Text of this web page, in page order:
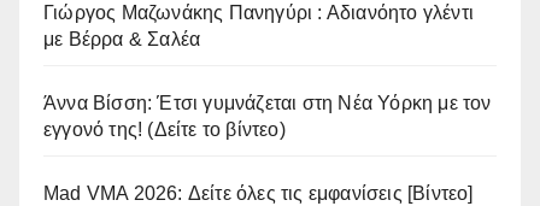
Γιώργος Μαζωνάκης Πανηγύρι : Αδιανόητο γλέντι
με Βέρρα & Σαλέα
Άννα Βίσση: Έτσι γυμνάζεται στη Νέα Υόρκη με τον
εγγονό της! (Δείτε το βίντεο)
Mad VMA 2026: Δείτε όλες τις εμφανίσεις [Βίντεο]